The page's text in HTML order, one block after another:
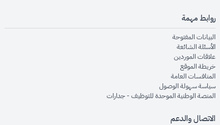
روابط مهمة
البيانات المفتوحةopens in new window
الأسئلة الشائعةopens in new window
علاقات الموردينopens in new window
خريطة الموقعopens in new window
المنافسات العامةopens in new window
سياسة سهولة الوصولopens in new window
المنصة الوطنية الموحدة للتوظيف - جداراتopens in new window
الاتصال والدعم